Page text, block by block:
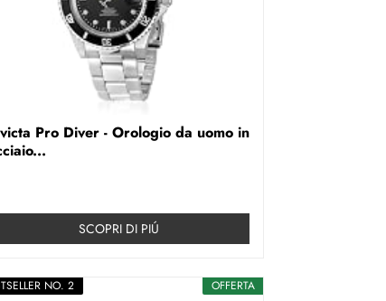
Pro Diver - Orologio da uomo in
SCOPRI DI PIÚ
OFFERTA
NO. 2